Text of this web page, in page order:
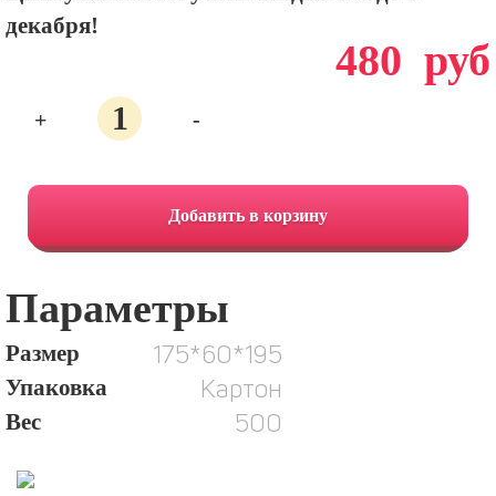
декабря!
480 руб
+ Количество
и
-
Добавить в корзину
Параметры
Размер 175*60*195
Упаковка Картон
Вес 500